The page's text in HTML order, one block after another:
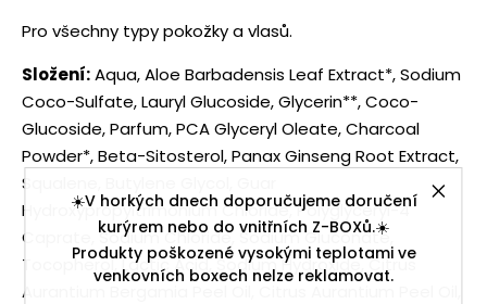
☀️V horkých dnech doporučujeme doručení
kurýrem nebo do vnitřních Z-BOXů.☀️
Produkty poškozené vysokými teplotami ve
venkovních boxech nelze reklamovat.
Pro všechny typy pokožky a vlasů.
Složení:Aqua, Aloe Barbadensis Leaf Extract*, Sodium
Coco-Sulfate, Lauryl Glucoside, Glycerin**, Coco-
Glucoside, Parfum, PCA Glyceryl Oleate, Charcoal
Powder*, Beta-Sitosterol, Panax Ginseng Root Extract,
Squalene, Butylene Glycol, Guar
Hydroxypropyltrimonium Chloride, Polyglyceryl-4
Caprate, Sodium Chloride, Sodium Gluconate,
Tocopherol, Lactic Acid, Sodium Hydroxide, Citrus
Aurantium Bergamia Peel Oil, Citrus Aurantium Peel Oil,